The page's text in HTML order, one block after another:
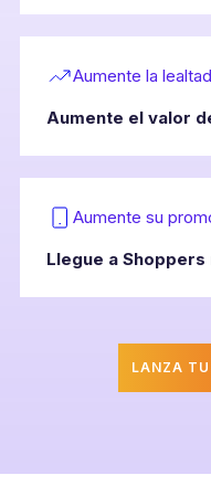
Aumente la lealtad
Aumente el valor
Aumente su
Llegue a
LANZA